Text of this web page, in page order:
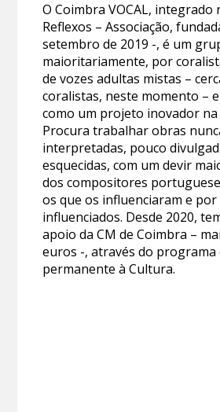
O Coimbra VOCAL, integrado
Reflexos – Associação,
setembro de 2019 -, é um
maioritariamente, por
de vozes adultas mistas –
coralistas, neste momento –
como um projeto inovador
Procura trabalhar obras
interpretadas, pouco
esquecidas, com um devir
dos compositores
os que os influenciaram e
influenciados. Desde 2020,
apoio da CM de Coimbra –
euros -, através do programa
permanente à Cultura.